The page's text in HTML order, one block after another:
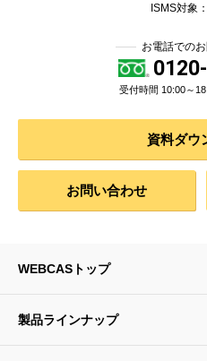
ISMS対象
お電話での
受付時間 10:00～
資料ダウ
お問い合わせ
WEBCASトップ
製品ラインナップ